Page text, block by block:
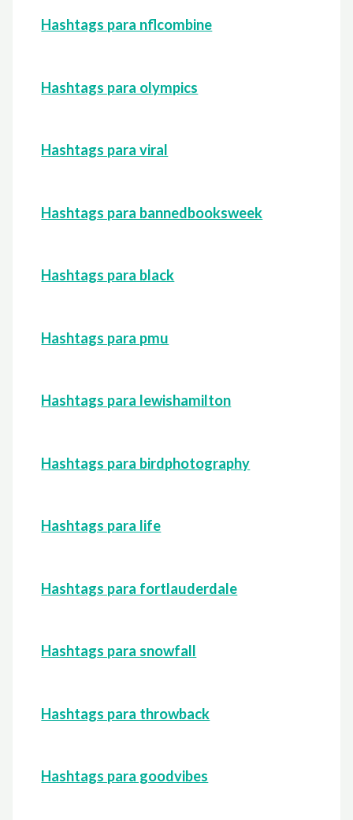
Hashtags para nflcombine
Hashtags para olympics
Hashtags para viral
Hashtags para bannedbooksweek
Hashtags para black
Hashtags para pmu
Hashtags para lewishamilton
Hashtags para birdphotography
Hashtags para life
Hashtags para fortlauderdale
Hashtags para snowfall
Hashtags para throwback
Hashtags para goodvibes